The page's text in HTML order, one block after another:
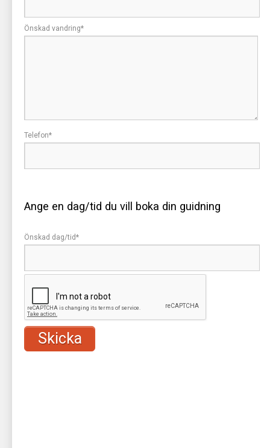
Önskad vandring*
Telefon*
Ange en dag/tid du vill boka din guidning
Önskad dag/tid*